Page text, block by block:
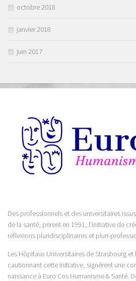
octobre 2018
janvier 2018
juin 2017
Des professionnels et des universitaires
de la santé, prirent en 1991, l’initiative de
réflexions pluridisciplinaires et pluri-
Les Hôpitaux Universitaires de Strasbourg et
cautionnant cette initiative, signèrent une
naissance à Euro Cos Humanisme & Santé.